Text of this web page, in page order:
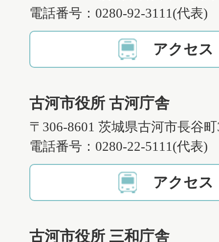
電話番号：0280-92-3111(代表)
アクセス
古河市役所 古河庁舎
〒306-8601 茨城県古河市長谷
電話番号：0280-22-5111(代表)
アクセス
古河市役所 三和庁舎